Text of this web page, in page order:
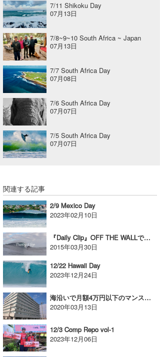
7/11 Shikoku Day
07月13日
7/8~9~10 South Africa ~ Japan
07月13日
7/7 South Africa Day
07月08日
7/6 South Africa Day
07月07日
7/5 South Africa Day
07月07日
関連する記事
2/9 Mexico Day
2023年02月10日
『Daily Clip』OFF THE WALLでのジョンジョンとケリーとのセッションです！
2015年03月30日
12/22 Hawaii Day
2023年12月24日
海沿いで月額4万円以下のマンスリーマンション!?【AD】
2020年03月13日
12/3 Comp Repo vol-1
2023年12月06日